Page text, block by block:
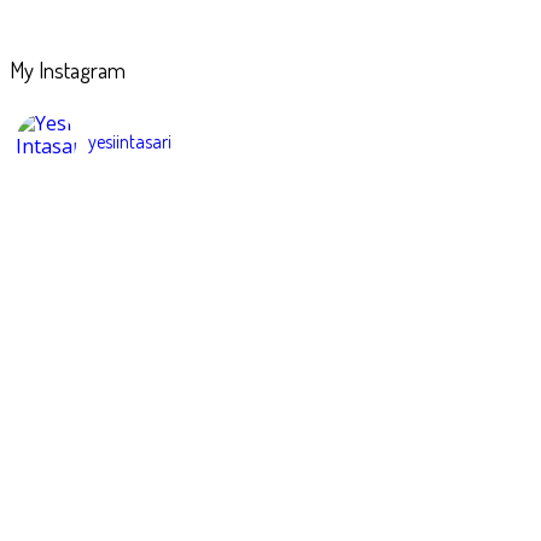
My Instagram
yesiintasari